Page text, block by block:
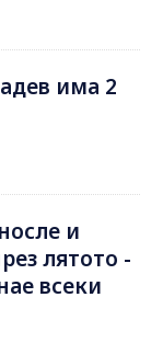
има 2
и
лятотo -
всеки